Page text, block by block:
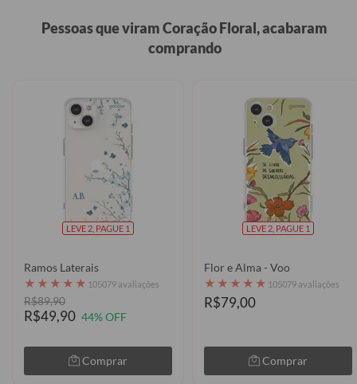
Pessoas que viram Coração Floral, acabaram
comprando
LEVE 2, PAGUE 1
Ramos Laterais
★ ★ ★ ★ ★ 105079 avaliações
R$89,90
R$49,90 44% OFF
Comprar
LEVE 2, PAGUE 1
Flor e Alma - Voo
★ ★ ★ ★ ★ 105079 avaliações
R$79,00
Comprar